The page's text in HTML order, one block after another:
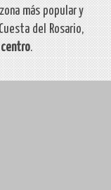
más popular y
del Rosario,
centro.